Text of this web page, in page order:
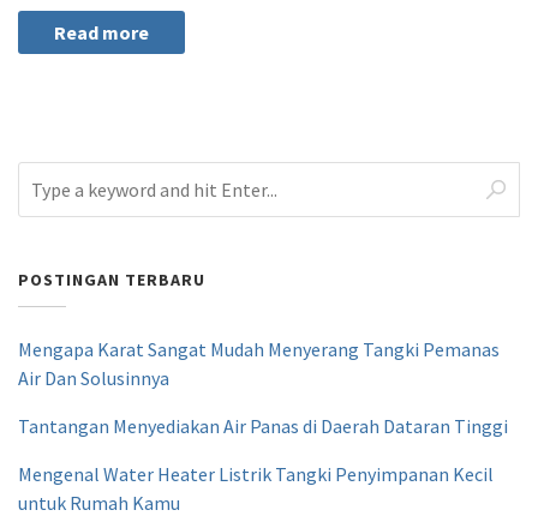
Read more
POSTINGAN TERBARU
Mengapa Karat Sangat Mudah Menyerang Tangki Pemanas
Air Dan Solusinnya
Tantangan Menyediakan Air Panas di Daerah Dataran Tinggi
Mengenal Water Heater Listrik Tangki Penyimpanan Kecil
untuk Rumah Kamu